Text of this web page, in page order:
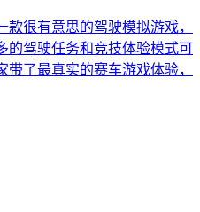
很有意思的驾驶模拟游戏，
的驾驶任务和竞技体验模式可
了最真实的赛车游戏体验，